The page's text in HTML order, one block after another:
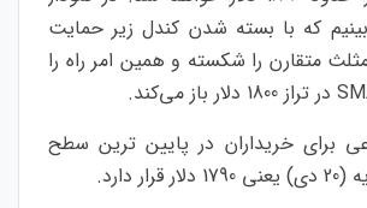
که با بسته شدن کندل زیر حمایت
متقارن را شکسته و همین امر راه را
برای خریداران در پایین ترین سطح